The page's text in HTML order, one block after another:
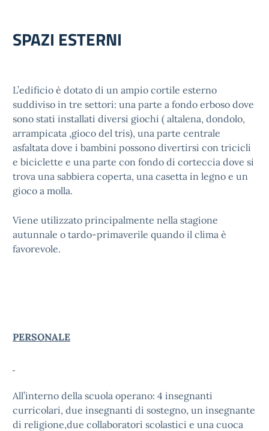
SPAZI ESTERNI
L’edificio è dotato di un ampio cortile esterno
suddiviso in tre settori: una parte a fondo erboso dove
sono stati installati diversi giochi ( altalena, dondolo,
arrampicata ,gioco del tris), una parte centrale
asfaltata dove i bambini possono divertirsi con tricicli
e biciclette e una parte con fondo di corteccia dove si
trova una sabbiera coperta, una casetta in legno e un
gioco a molla.
Viene utilizzato principalmente nella stagione
autunnale o tardo-primaverile quando il clima è
favorevole.
PERSONALE
All’interno della scuola operano: 4 insegnanti
curricolari, due insegnanti di sostegno, un insegnante
di religione,due collaboratori scolastici e una cuoca